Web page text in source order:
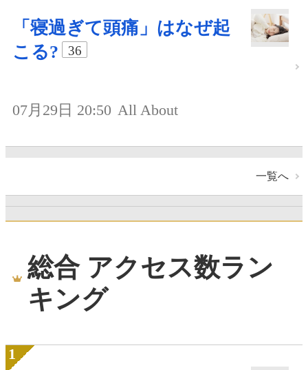
「寝過ぎて頭痛」はなぜ起
こる?
36
07月29日 20:50 All About
一覧へ
総合 アクセス数ラン
キング